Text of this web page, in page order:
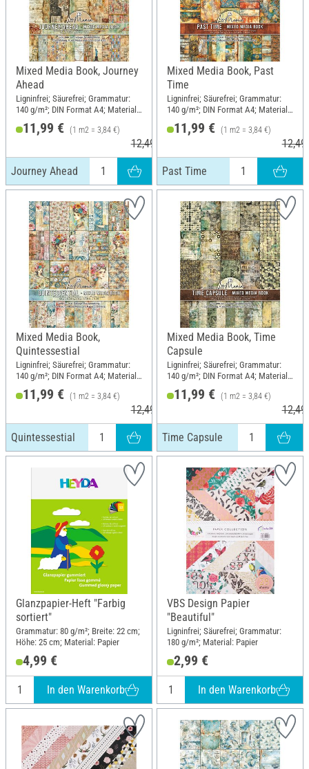
Mixed Media Book, Journey
Ahead
Ligninfrei; Säurefrei; Grammatur:
140 g/m²; DIN Format A4; Material:
Papier
11,99 € (1 m2 = 3,84 €)
12,49 €
Journey Ahead
Mixed Media Book, Past
Time
Ligninfrei; Säurefrei; Grammatur:
140 g/m²; DIN Format A4; Material:
Papier
11,99 € (1 m2 = 3,84 €)
12,49
Past Time
Mixed Media Book,
Quintessestial
Ligninfrei; Säurefrei; Grammatur:
140 g/m²; DIN Format A4; Material:
11,99 € (1 m2 = 3,84 €)
12,49 €
Quintessestial
Mixed Media Book, Time
Capsule
Ligninfrei; Säurefrei; Grammatur:
140 g/m²; DIN Format A4; Material:
11,99 € (1 m2 = 3,84 €)
12,49
Time Capsule
Glanzpapier-Heft "Farbig
sortiert"
Grammatur: 80 g/m²; Breite: 22 cm;
Höhe: 25 cm; Material: Papier
4,99 €
In den Warenkorb
VBS Design Papier
"Beautiful"
Ligninfrei; Säurefrei; Grammatur:
180 g/m²; Material: Papier
2,99 €
In den Warenkorb